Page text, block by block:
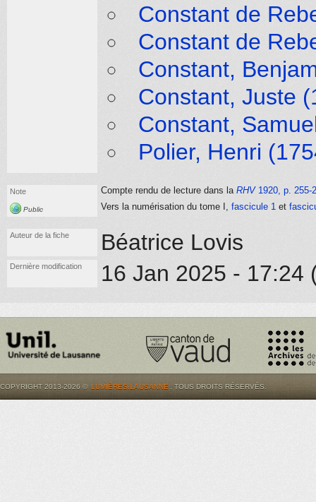
Constant de
Constant de
Constant,
Constant, Juste
Constant,
Polier, Henri
Note
Public
Compte rendu de lecture dans la RHV1920, p. 255-
Vers la numérisation du tome I, fascicule 1 et
Auteur de la fiche Béatrice Lovis
Dernière modification 16 Jan 2025 - 17:24
COPYRIGHT 2013-2026 © LUMIÈRES.LAUSANNE . TOUS DROITS RÉSERVÉS.